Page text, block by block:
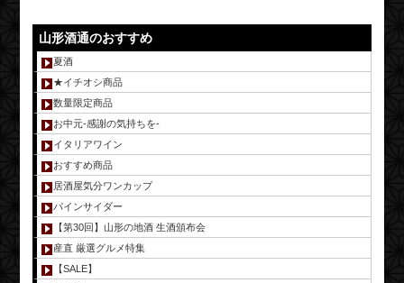
山形酒通のおすすめ
夏酒
★イチオシ商品
数量限定商品
お中元-感謝の気持ちを-
イタリアワイン
おすすめ商品
居酒屋気分ワンカップ
パインサイダー
【第30回】山形の地酒 生酒頒布会
産直 厳選グルメ特集
【SALE】